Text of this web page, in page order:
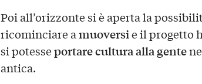
Poi all’orizzonte si è aperta la
ricominciare amuoversie il progetto
si potesseportare cultura alla gente
antica.